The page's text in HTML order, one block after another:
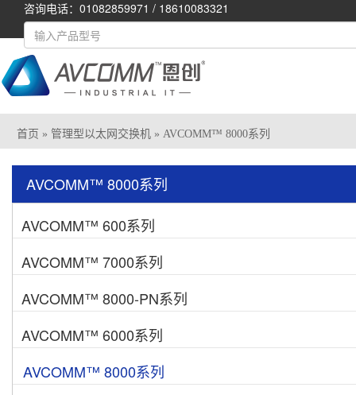
咨询电话：01082859971 / 18610083321
首页 » 管理型以太网交换机 » AVCOMM™ 8000系列
AVCOMM™ 8000系列
AVCOMM™ 600系列
AVCOMM™ 7000系列
AVCOMM™ 8000-PN系列
AVCOMM™ 6000系列
AVCOMM™ 8000系列